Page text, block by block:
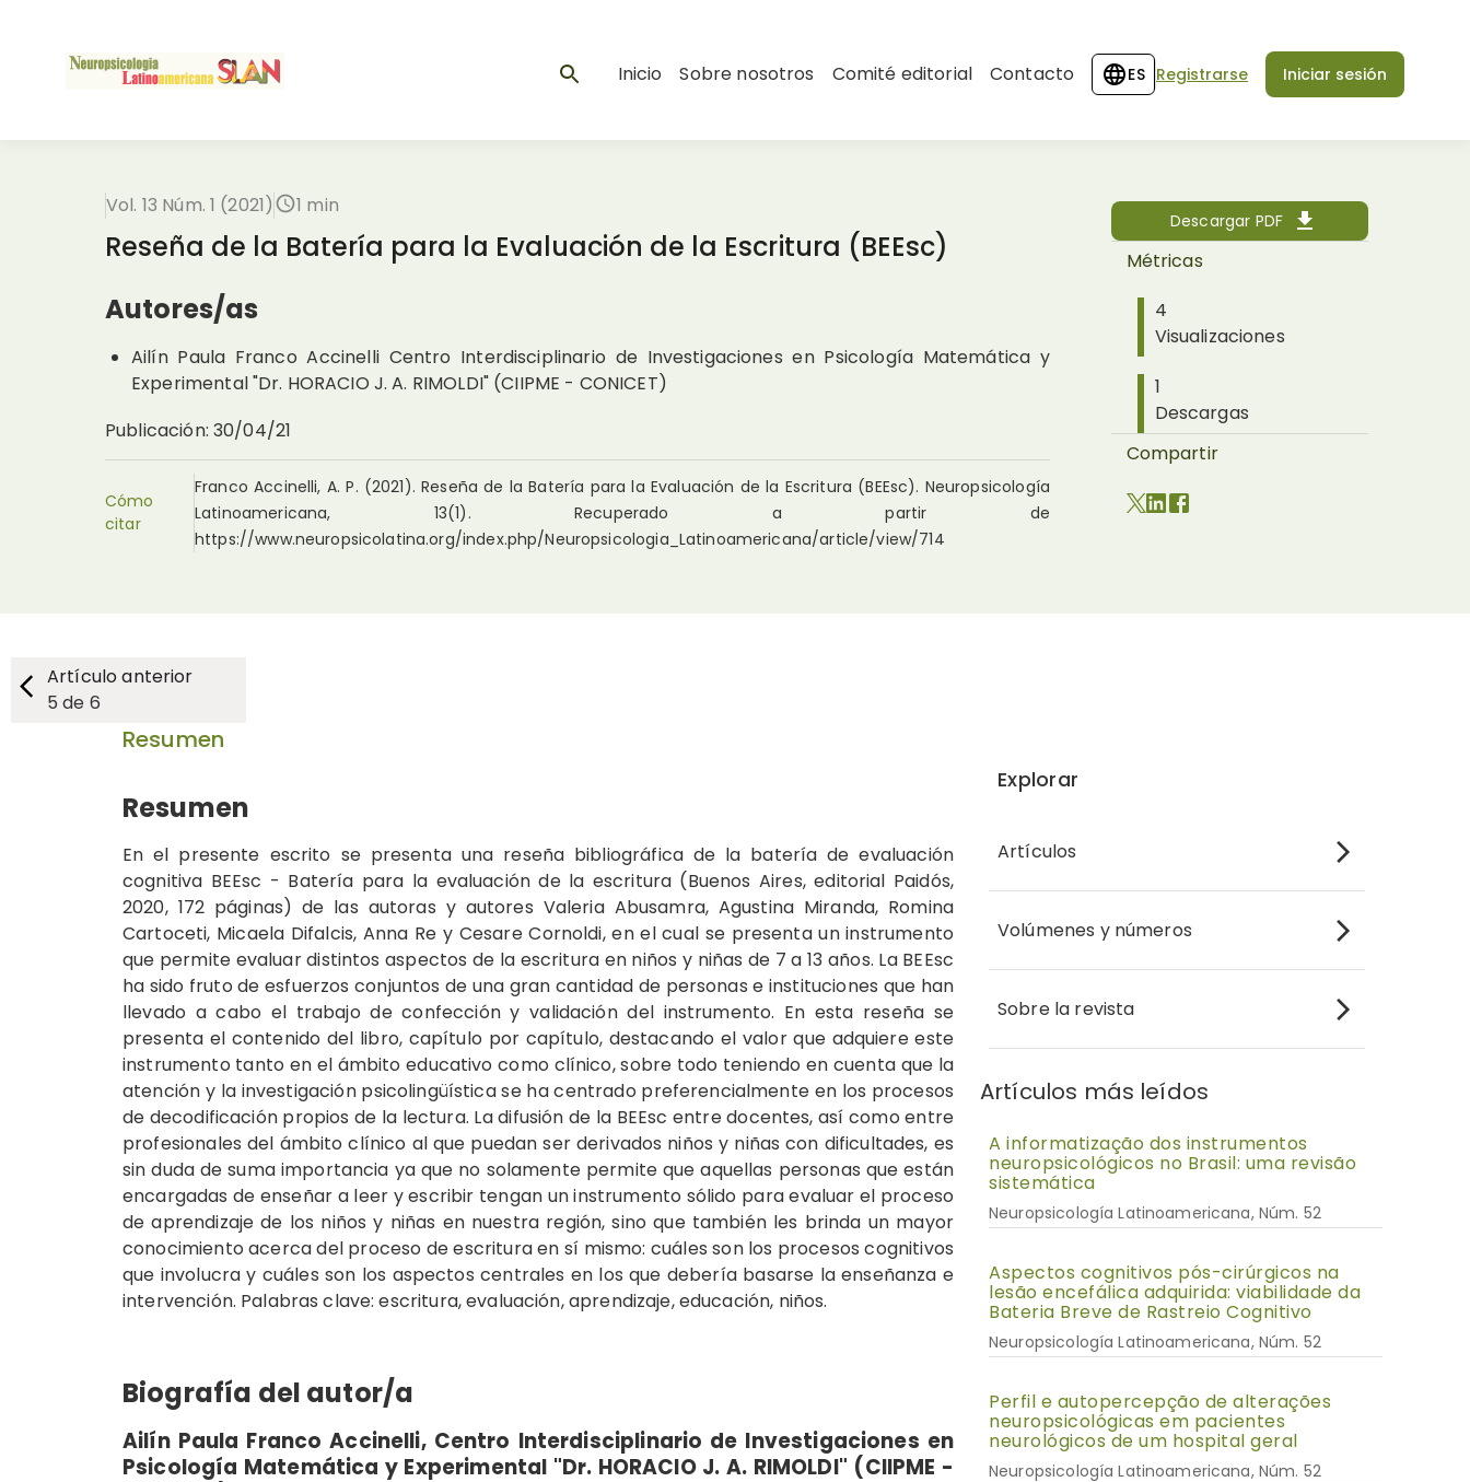
Inicio Sobre nosotros Comité editorial Contacto ES Registrarse Iniciar sesión
Vol. 13 Núm. 1 (2021) 1 min
Reseña de la Batería para la Evaluación de la Escritura (BEEsc)
Autores/as
Ailín Paula Franco Accinelli Centro Interdisciplinario de Investigaciones en Psicología Matemática y
Experimental "Dr. HORACIO J. A. RIMOLDI" (CIIPME - CONICET)
Publicación: 30/04/21
Cómo
citar
Franco Accinelli, A. P. (2021). Reseña de la Batería para la Evaluación de la Escritura (BEEsc). Neuropsicología
Latinoamericana, 13(1). Recuperado a partir de
https://www.neuropsicolatina.org/index.php/Neuropsicologia_Latinoamericana/article/view/714
Descargar PDF
Métricas
4
Visualizaciones
1
Descargas
Compartir
Artículo anterior
5 de 6
Resumen
Resumen
En el presente escrito se presenta una reseña bibliográfica de la batería de evaluación
cognitiva BEEsc - Batería para la evaluación de la escritura (Buenos Aires, editorial Paidós,
2020, 172 páginas) de las autoras y autores Valeria Abusamra, Agustina Miranda, Romina
Cartoceti, Micaela Difalcis, Anna Re y Cesare Cornoldi, en el cual se presenta un instrumento
que permite evaluar distintos aspectos de la escritura en niños y niñas de 7 a 13 años. La BEEsc
ha sido fruto de esfuerzos conjuntos de una gran cantidad de personas e instituciones que han
llevado a cabo el trabajo de confección y validación del instrumento. En esta reseña se
presenta el contenido del libro, capítulo por capítulo, destacando el valor que adquiere este
instrumento tanto en el ámbito educativo como clínico, sobre todo teniendo en cuenta que la
atención y la investigación psicolingüística se ha centrado preferencialmente en los procesos
de decodificación propios de la lectura. La difusión de la BEEsc entre docentes, así como entre
profesionales del ámbito clínico al que puedan ser derivados niños y niñas con dificultades, es
sin duda de suma importancia ya que no solamente permite que aquellas personas que están
encargadas de enseñar a leer y escribir tengan un instrumento sólido para evaluar el proceso
de aprendizaje de los niños y niñas en nuestra región, sino que también les brinda un mayor
conocimiento acerca del proceso de escritura en sí mismo: cuáles son los procesos cognitivos
que involucra y cuáles son los aspectos centrales en los que debería basarse la enseñanza e
intervención. Palabras clave: escritura, evaluación, aprendizaje, educación, niños.
Biografía del autor/a
Ailín Paula Franco Accinelli, Centro Interdisciplinario de Investigaciones en
Psicología Matemática y Experimental "Dr. HORACIO J. A. RIMOLDI" (CIIPME -
Explorar
Artículos
Volúmenes y números
Sobre la revista
Artículos más leídos
A informatização dos instrumentos
neuropsicológicos no Brasil: uma revisão
sistemática
Neuropsicología Latinoamericana, Núm. 52
Aspectos cognitivos pós-cirúrgicos na
lesão encefálica adquirida: viabilidade da
Bateria Breve de Rastreio Cognitivo
Neuropsicología Latinoamericana, Núm. 52
Perfil e autopercepção de alterações
neuropsicológicas em pacientes
neurológicos de um hospital geral
Neuropsicología Latinoamericana, Núm. 52